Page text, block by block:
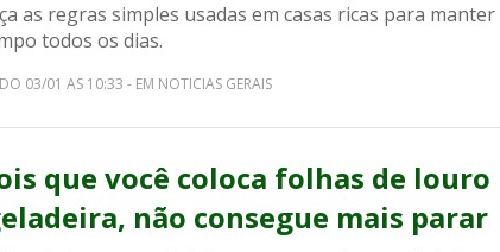
as regras simples usadas em casas ricas para manter
todos os dias.
03/01 AS 10:33 - EM NOTICIAS GERAIS
que você coloca folhas de louro
não consegue mais parar